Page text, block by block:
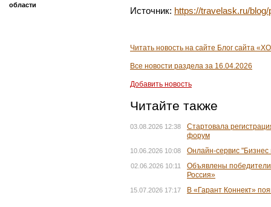
области
Источник: https://travelask.ru/
Читать новость на сайте Блог сайта
Все новости раздела за 16.04.2026
Добавить новость
Читайте также
03.08.2026 12:38
Стартовала
форум
10.06.2026 10:08 Онлайн-сервис
02.06.2026 10:11
Объявлены победители
Россия»
15.07.2026 17:17 В «Гарант Коннект»